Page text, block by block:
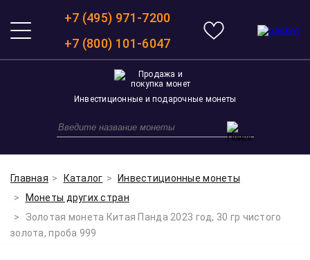
+7 (495) 971-7200
+7 (800) 101-6047
Инвестиционные и подарочные монеты
Главная Каталог
Инвестиционные монеты
Монеты других стран
Золотая монета Китая Панда 2023 год, 30 гр чистого
золота, проба 999